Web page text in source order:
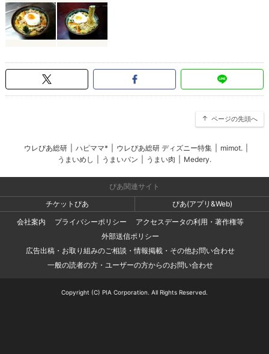
ページの先頭へ
ウレぴあ総研 ハピママ* ウレぴあ総研 ディズニー特集 mimot.
うまいめし
うまいパン うまい肉 Medery.
ぴあ関連サイト
チケットぴあ
ぴあ(アプリ&Web)
会社案内
プライバシーポリシー
アクセスデータの利用・著作権等
外部送信ポリシー
広告出稿・お取り組みのご相談・情報掲載・その他お問い合わせ
一般の読者の方・ユーザーの方からのお問い合わせ
Copyright (C) PIA Corporation. All Rights Reserved.